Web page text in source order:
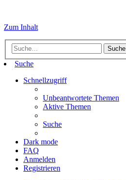
Zum Inhalt
Suche
Suche
Schnellzugriff
Unbeantwortete Themen
Aktive Themen
Suche
Dark mode
FAQ
Anmelden
Registrieren